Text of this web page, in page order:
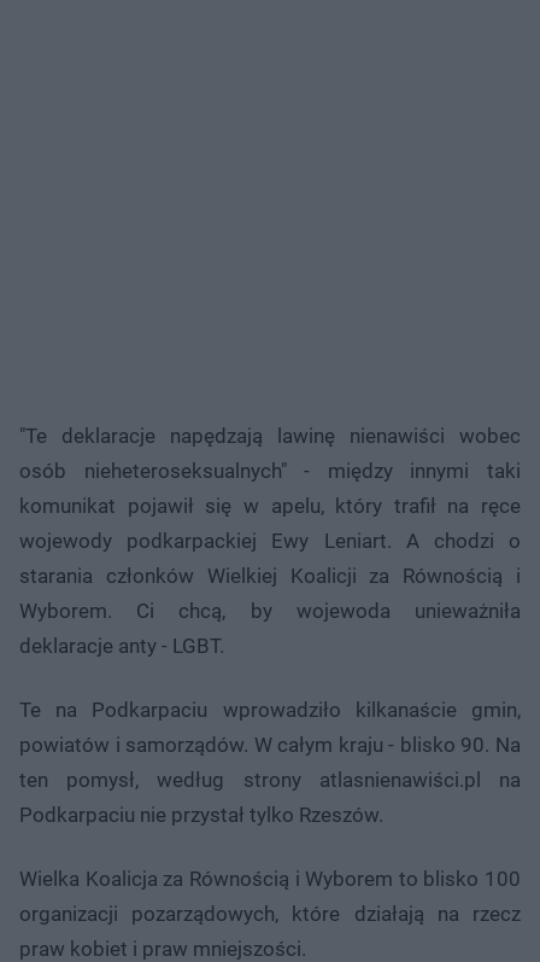
"Te deklaracje napędzają lawinę nienawiści wobec
osób nieheteroseksualnych" - między innymi taki
komunikat pojawił się w apelu, który trafił na ręce
wojewody podkarpackiej Ewy Leniart. A chodzi o
starania członków Wielkiej Koalicji za Równością i
Wyborem. Ci chcą, by wojewoda unieważniła
deklaracje anty - LGBT.
Te na Podkarpaciu wprowadziło kilkanaście gmin,
powiatów i samorządów. W całym kraju - blisko 90. Na
ten pomysł, według strony atlasnienawiści.pl na
Podkarpaciu nie przystał tylko Rzeszów.
Wielka Koalicja za Równością i Wyborem to blisko 100
organizacji pozarządowych, które działają na rzecz
praw kobiet i praw mniejszości.